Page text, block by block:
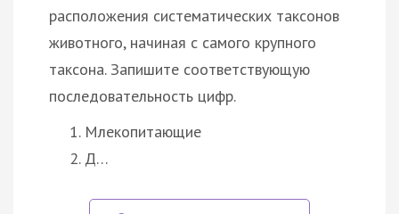
расположения систематических таксонов
животного, начиная с самого крупного
таксона. Запишите соответствующую
последовательность цифр.
Млекопитающие
Д…